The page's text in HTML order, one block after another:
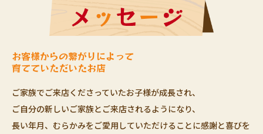
お客様からの繋がりによって
育てていただいたお店
ご家族でご来店くださっていたお子様が成長され、
ご自分の新しいご家族とご来店されるようになり、
長い年月、むらかみをご愛用していただけることに感謝と喜びを